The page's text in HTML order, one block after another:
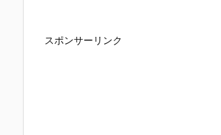
スポンサーリンク